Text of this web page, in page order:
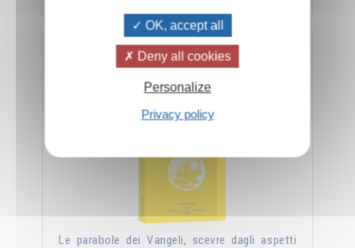
Nuova luce sui vangeli
Le parabole dei Vangeli, scevre dagli aspetti
OK, accept all
Deny all cookies
Personalize
Privacy policy